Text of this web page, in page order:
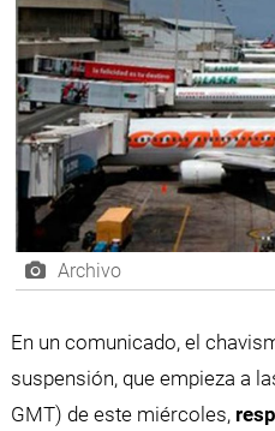
Archivo
En un comunicado, el
suspensión, que empieza a
GMT) de este miércoles,